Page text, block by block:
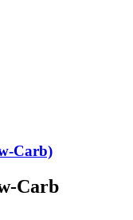
Carb)
Carb